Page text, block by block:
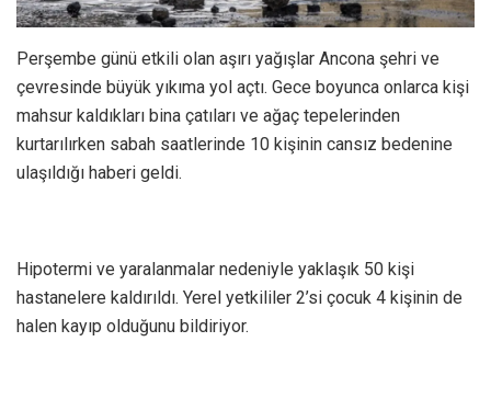
Perşembe günü etkili olan aşırı yağışlar Ancona şehri ve
çevresinde büyük yıkıma yol açtı. Gece boyunca onlarca kişi
mahsur kaldıkları bina çatıları ve ağaç tepelerinden
kurtarılırken sabah saatlerinde 10 kişinin cansız bedenine
ulaşıldığı haberi geldi.
Hipotermi ve yaralanmalar nedeniyle yaklaşık 50 kişi
hastanelere kaldırıldı. Yerel yetkililer 2’si çocuk 4 kişinin de
halen kayıp olduğunu bildiriyor.